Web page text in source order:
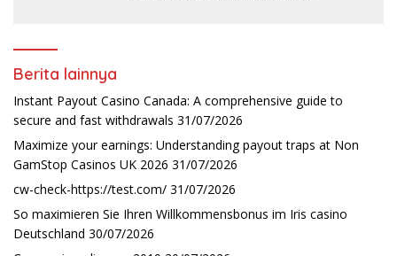
Berita lainnya
Instant Payout Casino Canada: A comprehensive guide to
secure and fast withdrawals 31/07/2026
Maximize your earnings: Understanding payout traps at Non
GamStop Casinos UK 2026 31/07/2026
cw-check-https://test.com/ 31/07/2026
So maximieren Sie Ihren Willkommensbonus im Iris casino
Deutschland 30/07/2026